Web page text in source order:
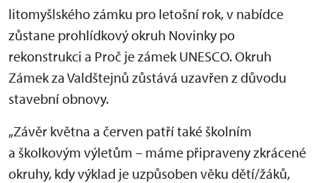
litomyšlského zámku pro letošní rok, v nabídce
zůstane prohlídkový okruh Novinky po
rekonstrukci a Proč je zámek UNESCO. Okruh
Zámek za Valdštejnů zůstává uzavřen z důvodu
stavební obnovy.
„Závěr května a červen patří také školním
a školkovým výletům – máme připraveny zkrácené
okruhy, kdy výklad je uzpůsoben věku dětí/žáků,